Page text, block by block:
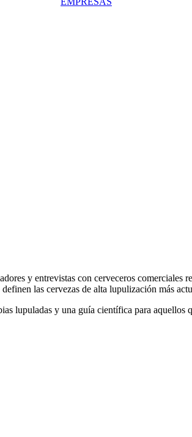
y entrevistas con cerveceros comerciales
las cervezas de alta lupulización más
lupuladas y una guía científica para